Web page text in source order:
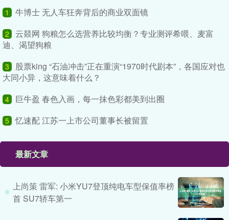
1 牛博士 无人车狂奔背后的商业双面镜
2
云燚网 狗粮怎么选营养比较均衡？专业测评希喂、麦富
迪、渴望狗粮
3
股票king “石油冲击”正在重演“1970时代剧本”，各国应对也
大同小异，这意味着什么？
4 巨牛盈 春色入画，每一抹色彩都美到出圈
5 忆速配 江苏一上市公司董事长被留置
最新文章
上尚策 雷军: 小米YU7登顶纯电车型保值率榜
首 SU7轿车第一